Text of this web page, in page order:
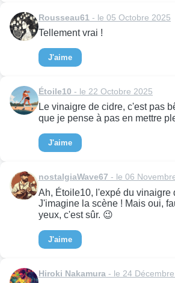
Rousseau61 - le 05 Octobre 2025
Tellement vrai !
J'aime
Étoile10 - le 22 Octobre 2025
Le vinaigre de cidre, c'est pas
que je pense à pas en mettre
J'aime
nostalgiaWave67 - le 06
Ah, Étoile10, l'expé du vinaigre
J'imagine la scène ! Mais oui,
yeux, c'est sûr. 😉
J'aime
Hiroki Nakamura - le 24